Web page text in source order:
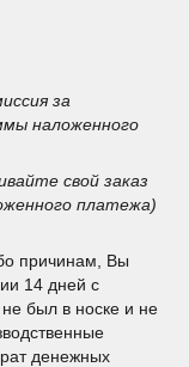
за
наложенного
свой заказ
платежа)
причинам, Вы
14 дней с
был в носке и не
денежных